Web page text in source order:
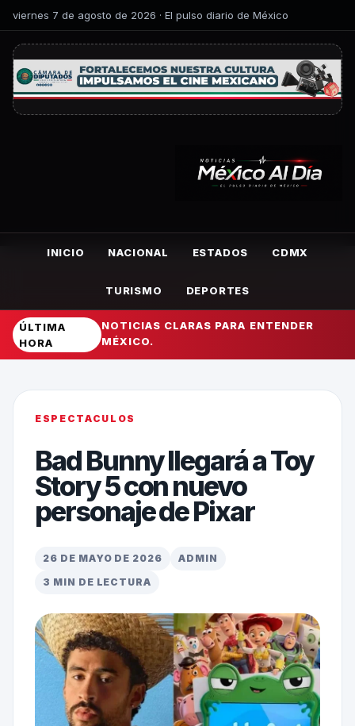
viernes 7 de agosto de 2026 · El pulso diario de México
INICIO NACIONAL ESTADOS CDMX
TURISMO DEPORTES
ÚLTIMA
HORA
NOTICIAS CLARAS PARA ENTENDER
MÉXICO.
ESPECTACULOS
Bad Bunny llegará a Toy
Story 5 con nuevo
personaje de Pixar
26 DE MAYO DE 2026
ADMIN
3 MIN DE LECTURA